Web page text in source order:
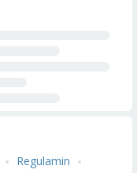
Regulamin